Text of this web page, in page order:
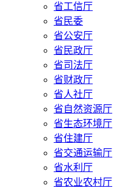
省工信厅
省民委
省公安厅
省民政厅
省司法厅
省财政厅
省人社厅
省自然资源厅
省生态环境厅
省住建厅
省交通运输厅
省水利厅
省农业农村厅